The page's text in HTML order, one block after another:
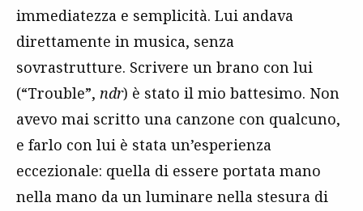
immediatezza e semplicità. Lui andava
direttamente in musica, senza
sovrastrutture. Scrivere un brano con lui
(“Trouble”, ndr) è stato il mio battesimo. Non
avevo mai scritto una canzone con qualcuno,
e farlo con lui è stata un’esperienza
eccezionale: quella di essere portata mano
nella mano da un luminare nella stesura di